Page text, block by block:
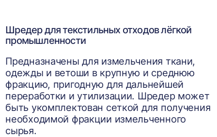
Шредер для текстильных отходов лёгкой
промышленности
Предназначены для измельчения ткани,
одежды и ветоши в крупную и среднюю
фракцию, пригодную для дальнейшей
переработки и утилизации. Шредер может
быть укомплектован сеткой для получения
необходимой фракции измельченного
сырья.